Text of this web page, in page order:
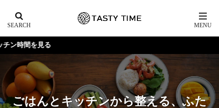
ごはんとキッチンから整える、ふた